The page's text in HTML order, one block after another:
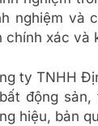
nghiệm và
chính xác và
ty TNHH
động
hiệu, bản